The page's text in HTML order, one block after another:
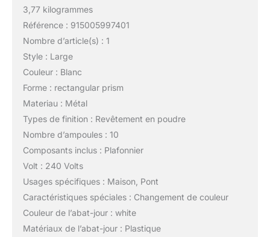
3,77 kilogrammes
Référence : 915005997401
Nombre d’article(s) : 1
Style : Large
Couleur : Blanc
Forme : rectangular prism
Materiau : Métal
Types de finition : Revêtement en poudre
Nombre d’ampoules : 10
Composants inclus : Plafonnier
Volt : 240 Volts
Usages spécifiques : Maison, Pont
Caractéristiques spéciales : Changement de couleur
Couleur de l’abat-jour : white
Matériaux de l’abat-jour : Plastique